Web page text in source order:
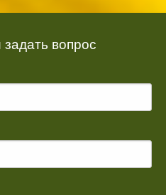
вопрос